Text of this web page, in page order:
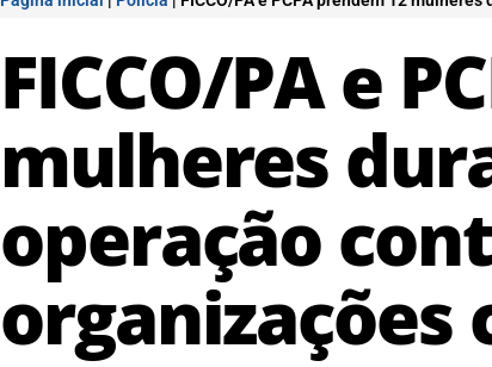
FICCO/PA e
mulheres
operação
organizações